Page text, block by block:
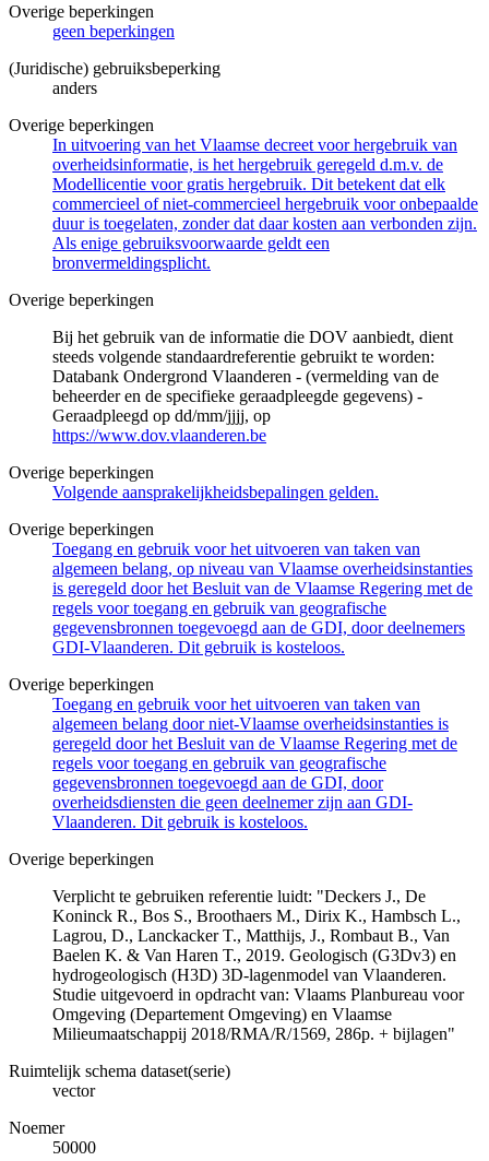
Overige beperkingen
geen beperkingen
(Juridische) gebruiksbeperking
anders
Overige beperkingen
In uitvoering van het Vlaamse decreet voor hergebruik van
overheidsinformatie, is het hergebruik geregeld d.m.v. de
Modellicentie voor gratis hergebruik. Dit betekent dat elk
commercieel of niet-commercieel hergebruik voor onbepaalde
duur is toegelaten, zonder dat daar kosten aan verbonden zijn.
Als enige gebruiksvoorwaarde geldt een
bronvermeldingsplicht.
Overige beperkingen
Bij het gebruik van de informatie die DOV aanbiedt, dient
steeds volgende standaardreferentie gebruikt te worden:
Databank Ondergrond Vlaanderen - (vermelding van de
beheerder en de specifieke geraadpleegde gegevens) -
Geraadpleegd op dd/mm/jjjj, op
https://www.dov.vlaanderen.be
Overige beperkingen
Volgende aansprakelijkheidsbepalingen gelden.
Overige beperkingen
Toegang en gebruik voor het uitvoeren van taken van
algemeen belang, op niveau van Vlaamse overheidsinstanties
is geregeld door het Besluit van de Vlaamse Regering met de
regels voor toegang en gebruik van geografische
gegevensbronnen toegevoegd aan de GDI, door deelnemers
GDI-Vlaanderen. Dit gebruik is kosteloos.
Overige beperkingen
Toegang en gebruik voor het uitvoeren van taken van
algemeen belang door niet-Vlaamse overheidsinstanties is
geregeld door het Besluit van de Vlaamse Regering met de
regels voor toegang en gebruik van geografische
gegevensbronnen toegevoegd aan de GDI, door
overheidsdiensten die geen deelnemer zijn aan GDI-
Vlaanderen. Dit gebruik is kosteloos.
Overige beperkingen
Verplicht te gebruiken referentie luidt: "Deckers J., De
Koninck R., Bos S., Broothaers M., Dirix K., Hambsch L.,
Lagrou, D., Lanckacker T., Matthijs, J., Rombaut B., Van
Baelen K. & Van Haren T., 2019. Geologisch (G3Dv3) en
hydrogeologisch (H3D) 3D-lagenmodel van Vlaanderen.
Studie uitgevoerd in opdracht van: Vlaams Planbureau voor
Omgeving (Departement Omgeving) en Vlaamse
Milieumaatschappij 2018/RMA/R/1569, 286p. + bijlagen"
Ruimtelijk schema dataset(serie)
vector
Noemer
50000